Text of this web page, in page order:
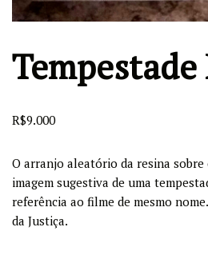
R$9.000
O arranjo aleatório da resina
imagem sugestiva de uma
referência ao filme de mesmo
da Justiça.